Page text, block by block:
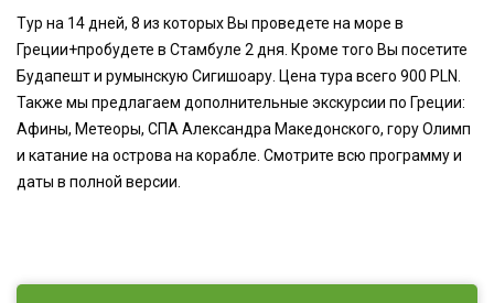
Тур на 14 дней, 8 из которых Вы проведете на море в
Греции+пробудете в Стамбуле 2 дня. Кроме того Вы посетите
Будапешт и румынскую Сигишоару. Цена тура всего 900 PLN.
Также мы предлагаем дополнительные экскурсии по Греции:
Афины, Метеоры, СПА Александра Македонского, гору Олимп
и катание на острова на корабле. Смотрите всю программу и
даты в полной версии.